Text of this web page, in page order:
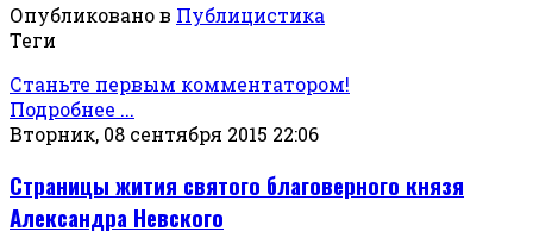
Опубликовано в Публицистика
Теги
Станьте первым комментатором!
Подробнее ...
Вторник, 08 сентября 2015 22:06
Страницы жития святого благоверного князя
Александра Невского